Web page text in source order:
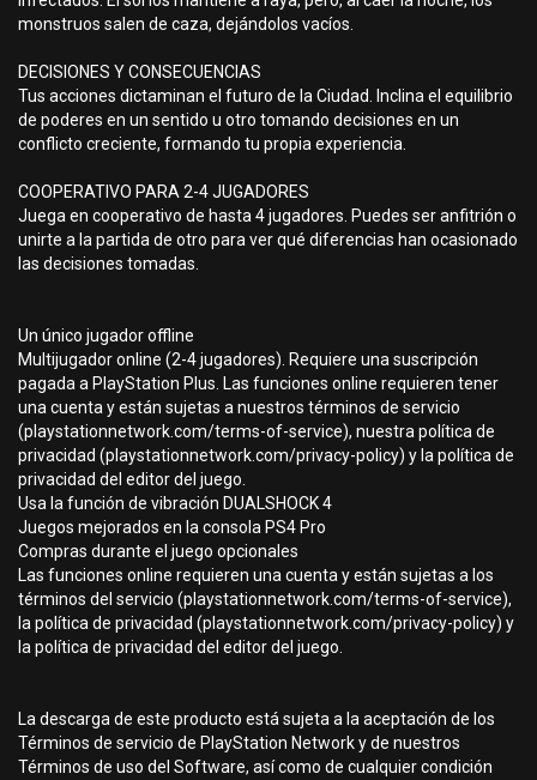
monstruos salen de caza, dejándolos vacíos.
DECISIONES Y CONSECUENCIAS
Tus acciones dictaminan el futuro de la Ciudad. Inclina el equilibrio
de poderes en un sentido u otro tomando decisiones en un
conflicto creciente, formando tu propia experiencia.
COOPERATIVO PARA 2-4 JUGADORES
Juega en cooperativo de hasta 4 jugadores. Puedes ser anfitrión o
unirte a la partida de otro para ver qué diferencias han ocasionado
las decisiones tomadas.
Un único jugador offline
Multijugador online (2-4 jugadores). Requiere una suscripción
pagada a PlayStation Plus. Las funciones online requieren tener
una cuenta y están sujetas a nuestros términos de servicio
(playstationnetwork.com/terms-of-service), nuestra política de
privacidad (playstationnetwork.com/privacy-policy) y la política de
privacidad del editor del juego.
Usa la función de vibración DUALSHOCK 4
Juegos mejorados en la consola PS4 Pro
Compras durante el juego opcionales
Las funciones online requieren una cuenta y están sujetas a los
términos del servicio (playstationnetwork.com/terms-of-service),
la política de privacidad (playstationnetwork.com/privacy-policy) y
la política de privacidad del editor del juego.
La descarga de este producto está sujeta a la aceptación de los
Términos de servicio de PlayStation Network y de nuestros
Términos de uso del Software, así como de cualquier condición